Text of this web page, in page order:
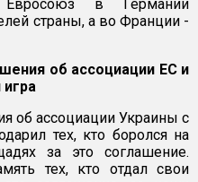
в Германии
страны, а во Франции -
об ассоциации ЕС и
об ассоциации Украины с
тех, кто боролся на
за это соглашение.
тех, кто отдал свои